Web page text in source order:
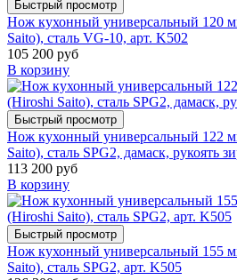
Быстрый просмотр
Нож кухонный универсальный 120
Saito), сталь VG-10, арт. K502
105 200 руб
В корзину
Быстрый просмотр
Нож кухонный универсальный 122
Saito), сталь SPG2, дамаск, рукоять
113 200 руб
В корзину
Быстрый просмотр
Нож кухонный универсальный 155
Saito), сталь SPG2, арт. K505